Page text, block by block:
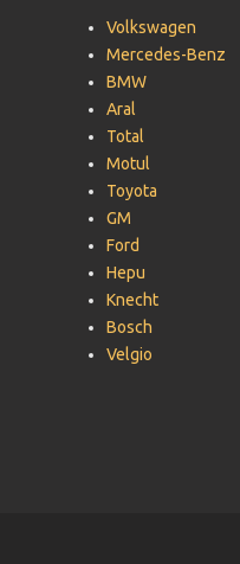
Volkswagen
Mercedes-Benz
BMW
Aral
Total
Motul
Toyota
GM
Ford
Hepu
Knecht
Bosch
Velgio